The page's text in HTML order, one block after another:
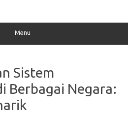
Menu
Sistem
Berbagai Negara: